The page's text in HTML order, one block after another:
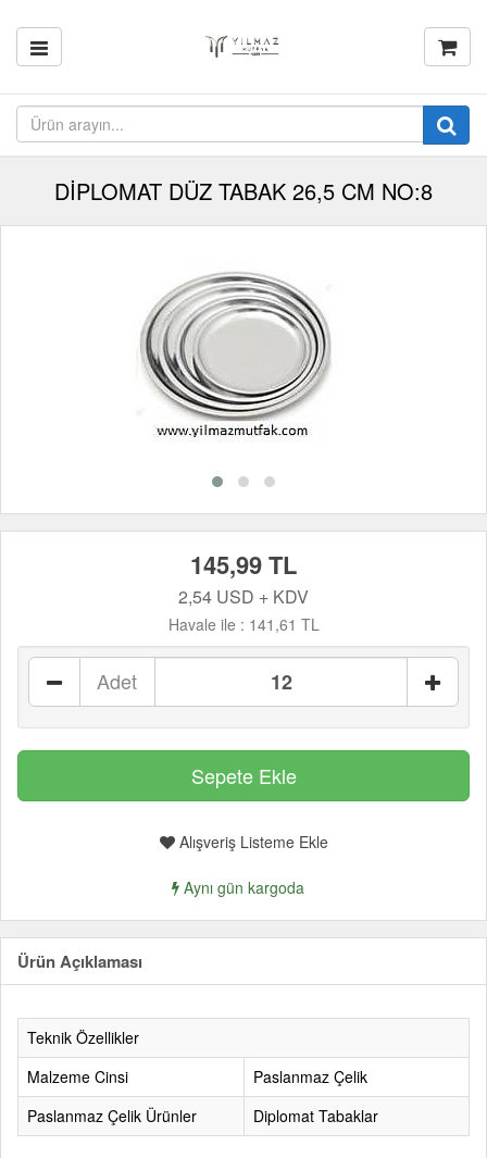
DİPLOMAT DÜZ TABAK 26,5 CM NO:8
145,99 TL
2,54 USD + KDV
Havale ile : 141,61 TL
Adet
Alışveriş Listeme Ekle
Aynı gün kargoda
Ürün Açıklaması
Teknik Özellikler
Malzeme Cinsi
Paslanmaz Çelik
Paslanmaz Çelik Ürünler
Diplomat Tabaklar